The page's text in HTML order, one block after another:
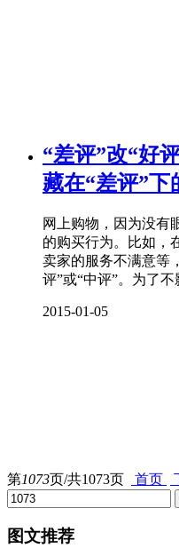
“差评”改“好
藏在“差评”下
网上购物，因为没有
的购买行为。比如，
卖家的服务不满意等
评”或“中评”。为了
2015-01-05
第1073页/共1073页 首页
图文推荐